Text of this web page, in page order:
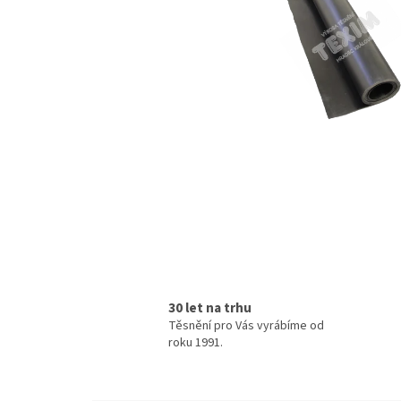
30 let na trhu
Těsnění pro Vás vyrábíme od
roku 1991.